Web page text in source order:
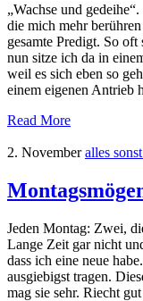
„Wachse und
die mich mehr
gesamte Predigt. So
nun sitze ich da in
weil es sich eben so
einem eigenen Antrieb
Read More
2. November alles
Jeden Montag: Zwei,
Lange Zeit gar nicht
dass ich eine neue
ausgiebigst tragen.
mag sie sehr. Riecht